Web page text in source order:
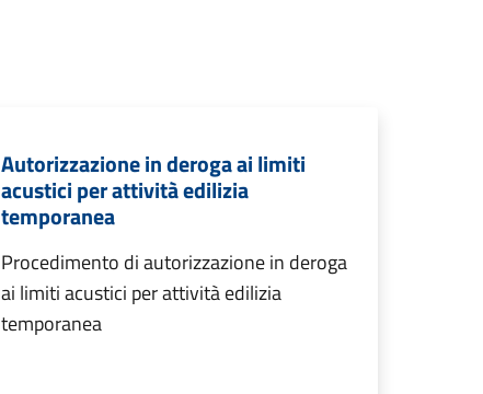
Autorizzazione in deroga ai limiti
acustici per attività edilizia
temporanea
Procedimento di autorizzazione in deroga
ai limiti acustici per attività edilizia
temporanea